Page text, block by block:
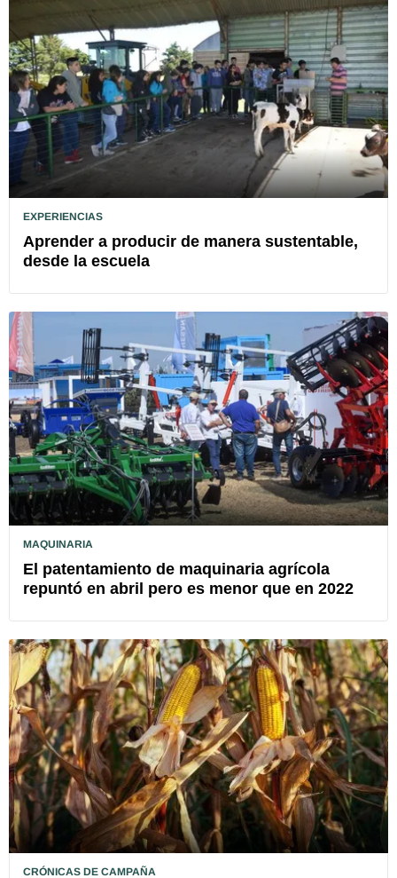
EXPERIENCIAS
Aprender a producir de manera sustentable,
desde la escuela
MAQUINARIA
El patentamiento de maquinaria agrícola
repuntó en abril pero es menor que en 2022
CRÓNICAS DE CAMPAÑA